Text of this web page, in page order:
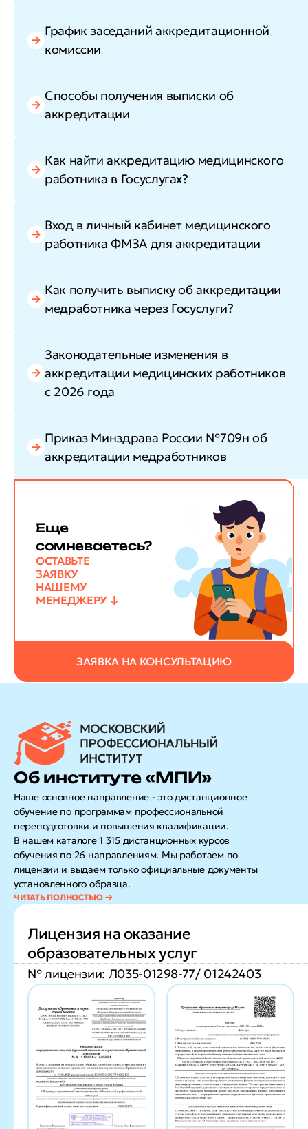
График заседаний аккредитационной
комиссии
Способы получения выписки об
аккредитации
Как найти аккредитацию медицинского
работника в Госуслугах?
Вход в личный кабинет медицинского
работника ФМЗА для аккредитации
Как получить выписку об аккредитации
медработника через Госуслуги?
Законодательные изменения в
аккредитации медицинских работников
с 2026 года
Приказ Минздрава России №709н об
аккредитации медработников
Еще
сомневаетесь?
ОСТАВЬТЕ
ЗАЯВКУ
НАШЕМУ
МЕНЕДЖЕРУ
ЗАЯВКА НА КОНСУЛЬТАЦИЮ
Об институте «МПИ»
Наше основное направление - это дистанционное
обучение по программам профессиональной
переподготовки и повышения квалификации.
В нашем каталоге 1 315 дистанционных курсов
обучения по 26 направлениям. Мы работаем по
лицензии и выдаем только официальные документы
установленного образца.
Лицензия на оказание
образовательных услуг
№ лицензии: Л035-01298-77/ 01242403